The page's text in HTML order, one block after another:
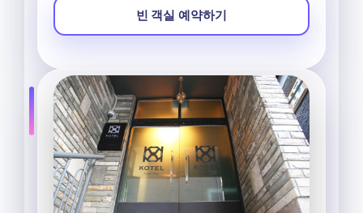
빈 객실 예약하기